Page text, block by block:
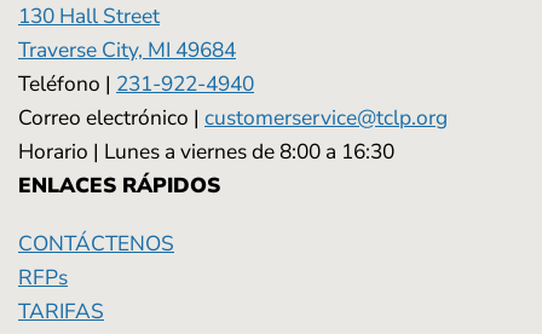
130 Hall Street
Traverse City, MI 49684
Teléfono | 231-922-4940
Correo electrónico | customerservice@tclp.org
Horario | Lunes a viernes de 8:00 a 16:30
ENLACES RÁPIDOS
CONTÁCTENOS
RFPs
TARIFAS